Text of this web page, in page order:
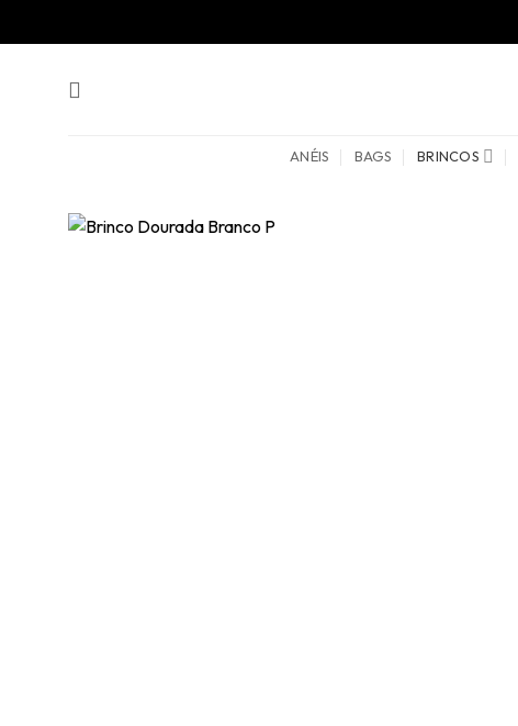
to
ANÉIS BAGS BRINCOS